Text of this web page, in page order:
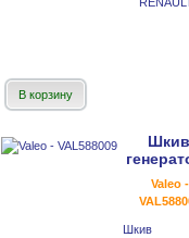
В корзину
Шкив
Valeo -
Шкив